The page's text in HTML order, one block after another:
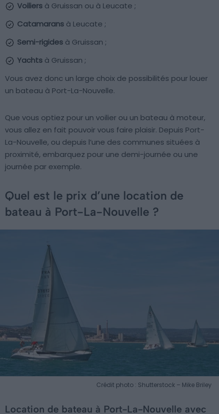
Voiliers à Gruissan ou à Leucate ;
Catamarans à Leucate ;
Semi-rigides à Gruissan ;
Yachts à Gruissan ;
Vous avez donc un large choix de possibilités pour louer
un bateau à Port-La-Nouvelle.
Que vous optiez pour un voilier ou un bateau à moteur,
vous allez en fait pouvoir vous faire plaisir. Depuis Port-
La-Nouvelle, ou depuis l’une des communes situées à
proximité, embarquez pour une demi-journée ou une
journée par exemple.
Quel est le prix d’une location de
bateau à Port-La-Nouvelle ?
Crédit photo : Shutterstock – Mike Briley
Location de bateau à Port-La-Nouvelle avec